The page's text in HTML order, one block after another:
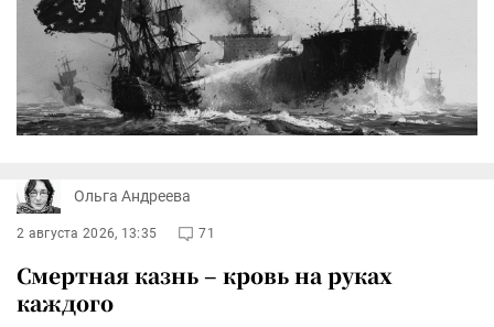
Ольга Андреева
2 августа 2026, 13:35 71
Смертная казнь – кровь на руках
каждого